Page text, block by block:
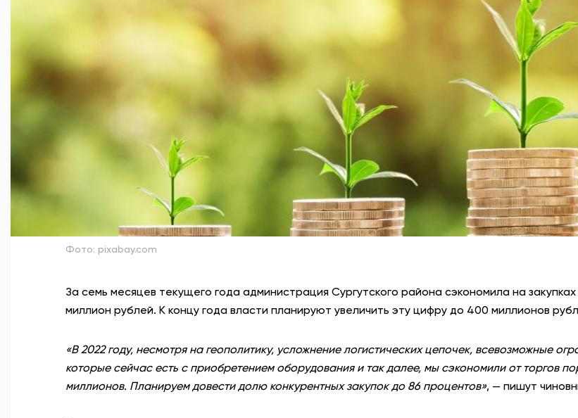
АНТИТЕРРОР
ОФИЦИАЛЬНО
81,41 94,06
Вход / Регистрация
Фото: pixabay.com
За семь месяцев текущего года администрация Сургутского района сэкономила на закупках
миллион рублей. К концу года власти планируют увеличить эту цифру до 400 миллионов
«В 2022 году, несмотря на геополитику, усложнение логистических цепочек, всевозможные
которые сейчас есть с приобретением оборудования и так далее, мы сэкономили от торгов
миллионов. Планируем довести долю конкурентных закупок до 86 процентов», — пишут